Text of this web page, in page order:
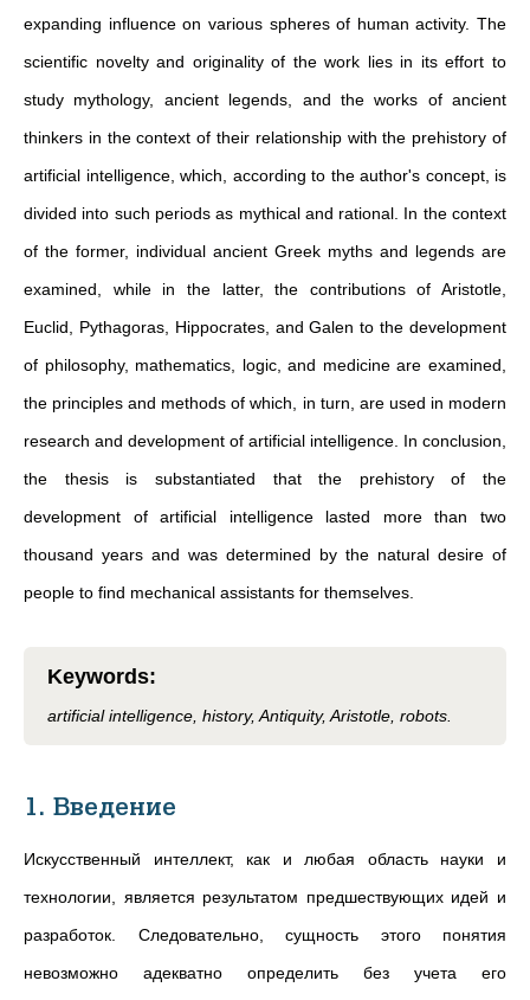
expanding influence on various spheres of human activity. The
scientific novelty and originality of the work lies in its effort to
study mythology, ancient legends, and the works of ancient
thinkers in the context of their relationship with the prehistory of
artificial intelligence, which, according to the author's concept, is
divided into such periods as mythical and rational. In the context
of the former, individual ancient Greek myths and legends are
examined, while in the latter, the contributions of Aristotle,
Euclid, Pythagoras, Hippocrates, and Galen to the development
of philosophy, mathematics, logic, and medicine are examined,
the principles and methods of which, in turn, are used in modern
research and development of artificial intelligence. In conclusion,
the thesis is substantiated that the prehistory of the
development of artificial intelligence lasted more than two
thousand years and was determined by the natural desire of
people to find mechanical assistants for themselves.
Keywords:
artificial intelligence, history, Antiquity, Aristotle, robots.
1. Введение
Искусственный интеллект, как и любая область науки и
технологии, является результатом предшествующих идей и
разработок. Следовательно, сущность этого понятия
невозможно адекватно определить без учета его